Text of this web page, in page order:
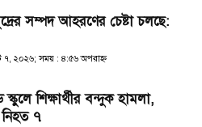
সম্পদ আহরণের চেষ্টা চলছে:
৭, ২০২৬; সময় : ৪:৫৬ অপরাহ্ণ
স্কুলে শিক্ষার্থীর বন্দুক হামলা,
৭